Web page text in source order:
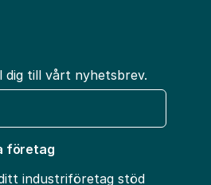
dig till vårt nyhetsbrev.
företag
industriföretag stöd